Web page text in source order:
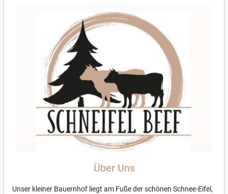
es produziert wird und wir haben vollstes Vertrauen. Dafür
nehmen wir den Weg gerne in Kauf! Davon abgesehen haben wir
uns nun erstmals Fleisch schicken lassen, es kam gut gekühlt
und lecker hier an. Danke nochmal und bis bald … Elisabeth und
Über Uns
Unser kleiner Bauernhof liegt am Fuße der schönen Schnee-Eifel,